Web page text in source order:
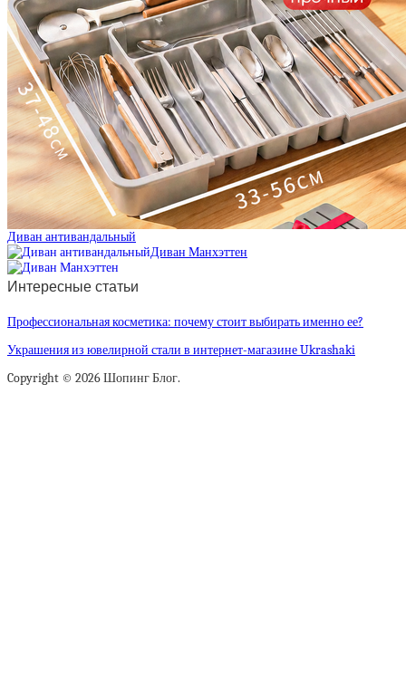
Диван антивандальный
Диван Манхэттен
Интересные статьи
Профессиональная косметика: почему стоит выбирать именно ее?
Украшения из ювелирной стали в интернет-магазине Ukrashaki
Copyright © 2026 Шопинг Блог.